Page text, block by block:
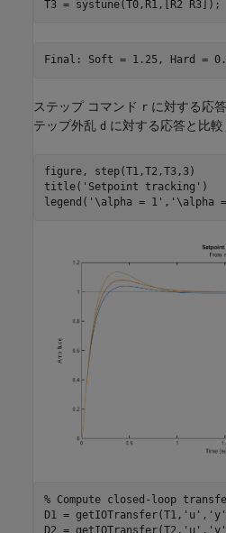
ステップ コマンド r に対する応
テップ外乱 d に対する応答と比較
figure, step(T1,T2,T3,3)
title( 'Setpoint tracking' )
legend( '\alpha = 1' , '\alpha
% Compute closed-loop
D1 = getIOTransfer(T1, 'u' , 'y'
D2 = getIOTransfer(T2, 'u' , 'y'